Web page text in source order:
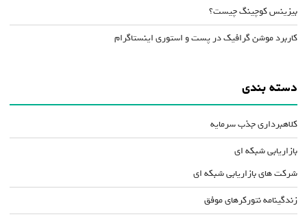
بیزینس کوچینگ چیست؟
کاربرد موشن گرافیک در پست و استوری اینستاگرام
دسته بندی
کلاهبرداری جذب سرمایه
بازاریابی شبکه ای
شرکت های بازاریابی شبکه ای
زندگینامه نتورکرهای موفق